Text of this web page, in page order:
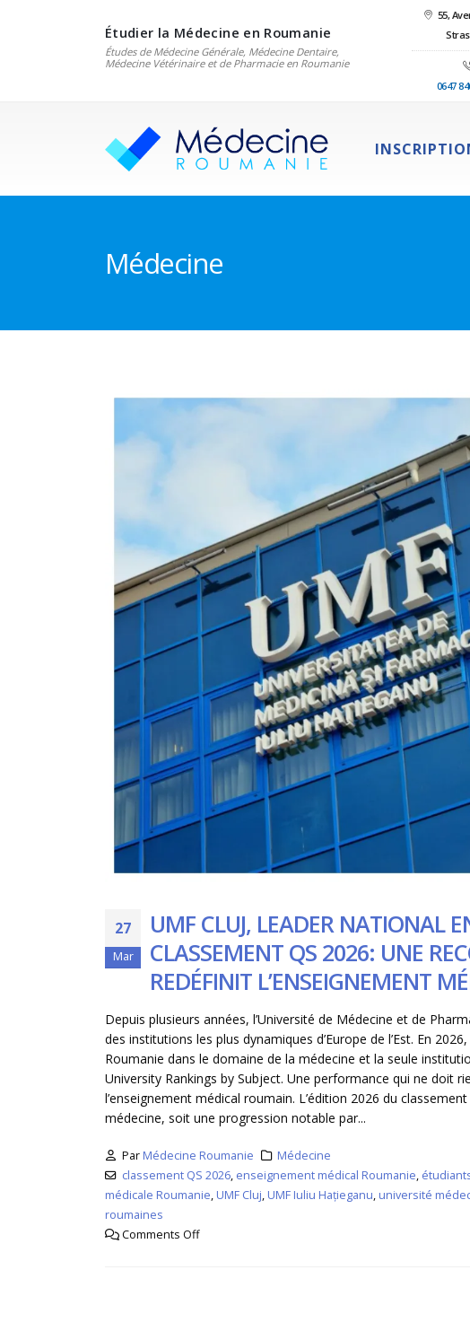
Étudier la Médecine en Roumanie
Études de Médecine Générale, Médecine Dentaire,
Médecine Vétérinaire et de Pharmacie en Roumanie
55,
0647
Médecine
27
Mar
UMF CLUJ, LEADER NATIONAL
CLASSEMENT QS 2026: UNE
REDÉFINIT L’ENSEIGNEMENT
Depuis plusieurs années, l’Université de Médecine et de
des institutions les plus dynamiques d’Europe de l’Est. En
Roumanie dans le domaine de la médecine et la seule
University Rankings by Subject. Une performance qui ne doit
l’enseignement médical roumain. L’édition 2026 du
médecine, soit une progression notable par...
Par Médecine Roumanie
Médecine
classement QS 2026, enseignement médical Roumanie,
médicale Roumanie, UMF Cluj, UMF Iuliu Hațieganu, université
roumaines
Comments Off
UMF Cluj, leader national
en médecine et pharmacie
dans le classement QS
2026: une reconnaissance
internationale qui redéfinit
l’enseignement médical roumain
mars 27, 2026
Masterclass “Intensive Care
Medicine”: une opportunité
incontournable pour les
étudiants francophones de l’UMFT
mars 26, 2026
UMFCD brille dans les
classements mondiaux:
une performance qui
confirme l’excellenc
mars 25, 2026
Société
Lynch
mars 24,
mars 23,
arrive à
mars 22,